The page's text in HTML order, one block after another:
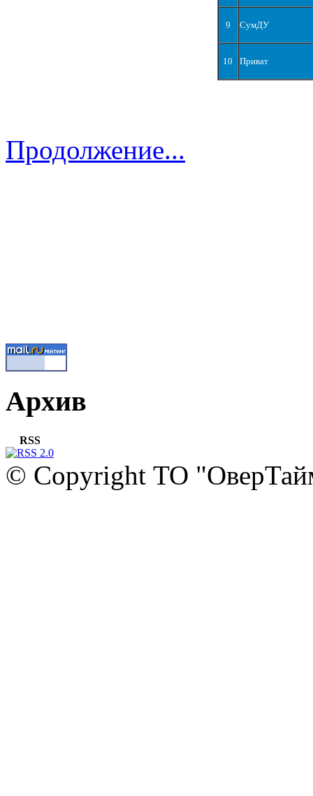
9 СумДУ
10 Приват
Продолжение...
Архив
RSS
© Copyright ТО